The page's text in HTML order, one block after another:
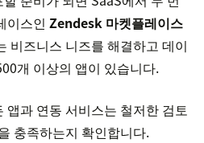
이스인 Zendesk 마켓플레이스
비즈니스 니즈를 해결하고 데이
개 이상의 앱이 있습니다.
앱과 연동 서비스는 철저한 검토
충족하는지 확인합니다.